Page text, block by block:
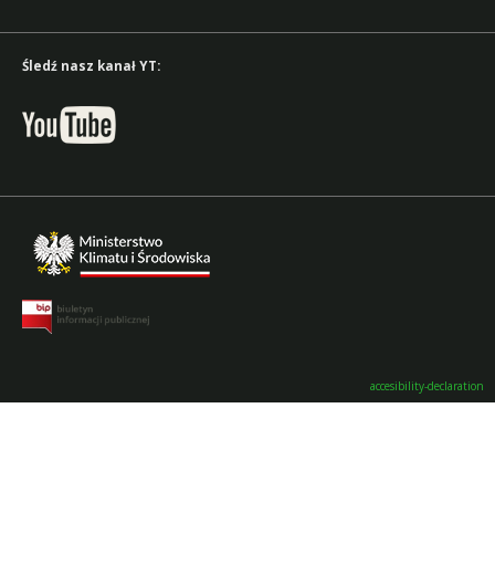
Śledź nasz kanał YT:
accesibility-declaration